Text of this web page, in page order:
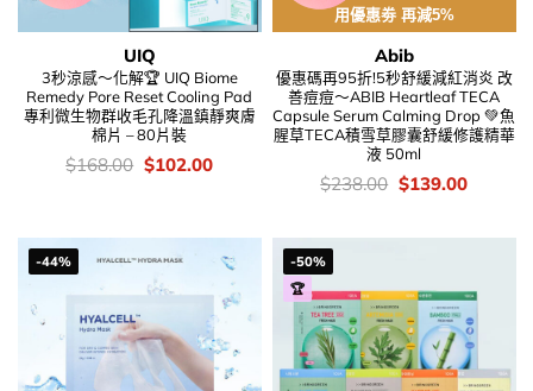
UIQ
3秒涼感～化解🏆 UIQ Biome
Remedy Pore Reset Cooling Pad
專利微生物群收毛孔降溫鎮靜爽膚
棉片 – 80片裝
價
$168.00 Original
$102.00Current
用優惠劵 再減5%
Abib
優惠碼再95折!5秒舒緩減紅消炎 改
善痘痘～ABIB Heartleaf TECA
Capsule Serum Calming Drop 💚魚
腥草TECA積雪草膠囊舒緩修護精華
液 50ml
價
$238.00 Original
$238.00.
$139.00Current
-44%
-50%
🏆